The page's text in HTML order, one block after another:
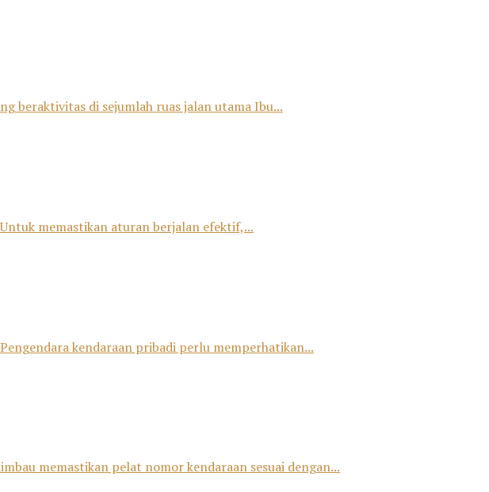
beraktivitas di sejumlah ruas jalan utama Ibu...
memastikan aturan berjalan efektif,...
kendaraan pribadi perlu memperhatikan...
memastikan pelat nomor kendaraan sesuai dengan...